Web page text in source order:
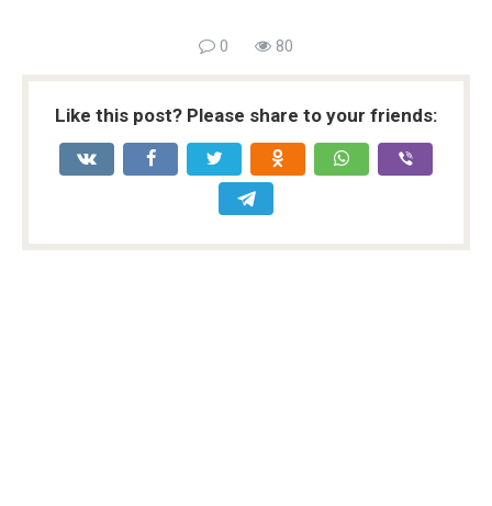
0 80
Like this post? Please share to your friends: